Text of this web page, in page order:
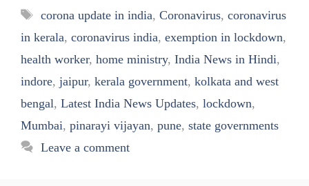
Tags
corona update in india, Coronavirus, coronavirus
in kerala, coronavirus india, exemption in lockdown,
health worker, home ministry, India News in Hindi,
indore, jaipur, kerala government, kolkata and west
bengal, Latest India News Updates, lockdown,
Mumbai, pinarayi vijayan, pune, state governments
Leave a comment